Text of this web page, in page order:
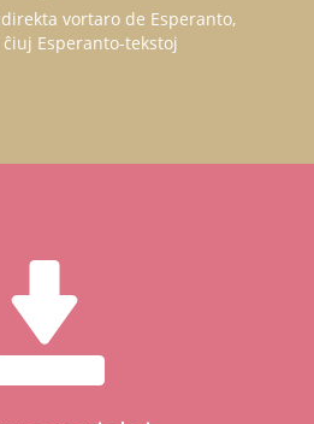
vortaro de Esperanto,
Esperanto-tekstoj